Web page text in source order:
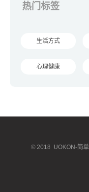
热门标签
生活方式
心理健康
© 2018 UOKON-简